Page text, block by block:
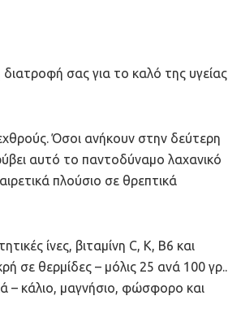
σας για το καλό της υγείας
Όσοι ανήκουν στην δεύτερη
αυτό το παντοδύναμο λαχανικό
πλούσιο σε θρεπτικά
ίνες, βιταμίνη C, Κ, Β6 και
σε θερμίδες – μόλις 25 ανά 100 γρ..
– κάλιο, μαγνήσιο, φώσφορο και